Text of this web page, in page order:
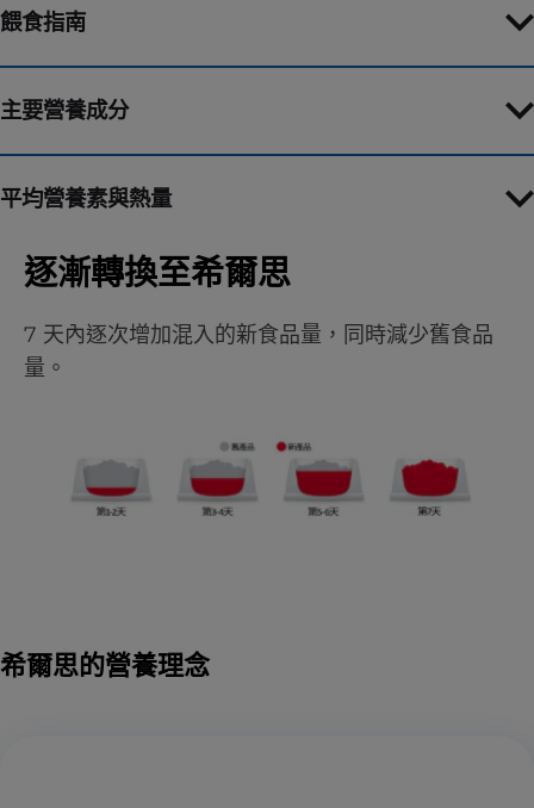
餵食指南
主要營養成分
平均營養素與熱量
逐漸轉換至希爾思
7 天內逐次增加混入的新食品量，同時減少舊食品
量。
希爾思的營養理念